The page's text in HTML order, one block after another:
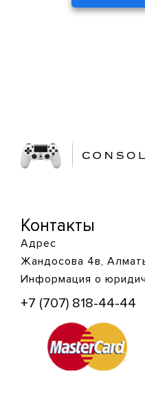
Контакты
Адрес
Жандосова 4в,
Информация о
+7 (707) 818-44-44